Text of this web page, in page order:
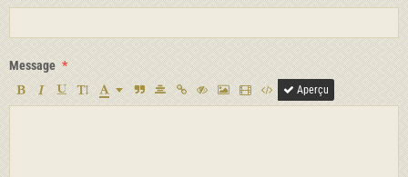
Message
Aperçu